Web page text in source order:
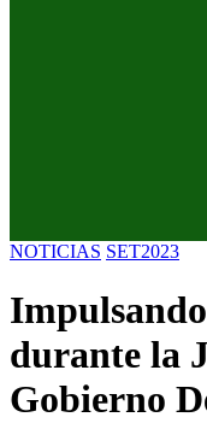
NOTICIAS SET2023
durante la
Gobierno